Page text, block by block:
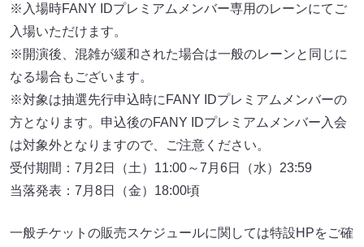
※入場時FANY IDプレミアムメンバー専用のレーンにてご
入場いただけます。
※開演後、混雑が緩和された場合は一般のレーンと同じに
なる場合もございます。
※対象は抽選先行申込時にFANY IDプレミアムメンバーの
方となります。申込後のFANY IDプレミアムメンバー入会
は対象外となりますので、ご注意ください。
受付期間：7月2日（土）11:00～7月6日（水）23:59
当落発表：7月8日（金）18:00頃
一般チケットの販売スケジュールに関しては特設HPをご確